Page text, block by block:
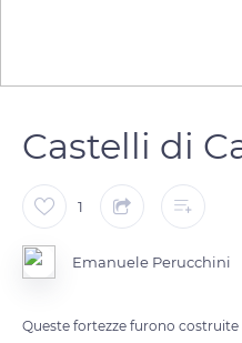
Castelli di
1
Emanuele Perucchini
Queste fortezze furono